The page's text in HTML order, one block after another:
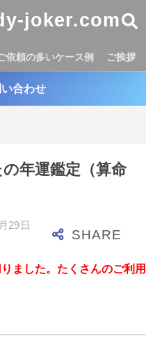
joker.com
依頼の多いケース例 ご挨拶
合わせ
年運鑑定（算命
29日
した。たくさんのご利用